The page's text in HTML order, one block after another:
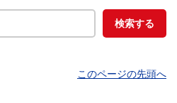
このページの先頭へ